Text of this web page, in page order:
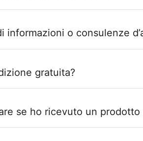
informazioni o consulenze
gratuita?
se ho ricevuto un